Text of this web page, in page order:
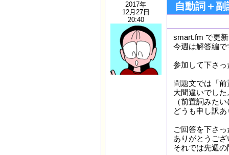
2017年
12月27日
20:40
自動詞＋副
smart.fm で更
今週は解答編で
参加して下さっ
問題文では「
大間違いでした
（前置詞みた
どうも申し訳
ご回答を下さ
ありがとうござ
それでは先週の